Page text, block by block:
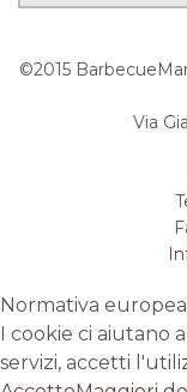
©2015
Via
Normativa
I cookie ci aiutano
servizi, accetti